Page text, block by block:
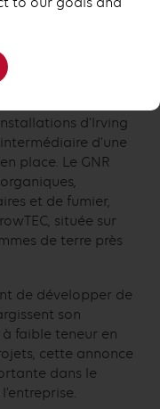
au point des
de carbone
pendant dix ans
d’Irving
d’une
place. Le GNR
et de fumier,
située sur
de terre près
de développer de
son
à faible teneur en
cette annonce
dans le